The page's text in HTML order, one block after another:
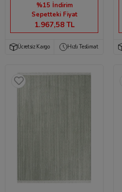
%15 İndirim
Sepetteki Fiyat
1.967,58 TL
Ücretsiz Kargo Hızlı Teslimat